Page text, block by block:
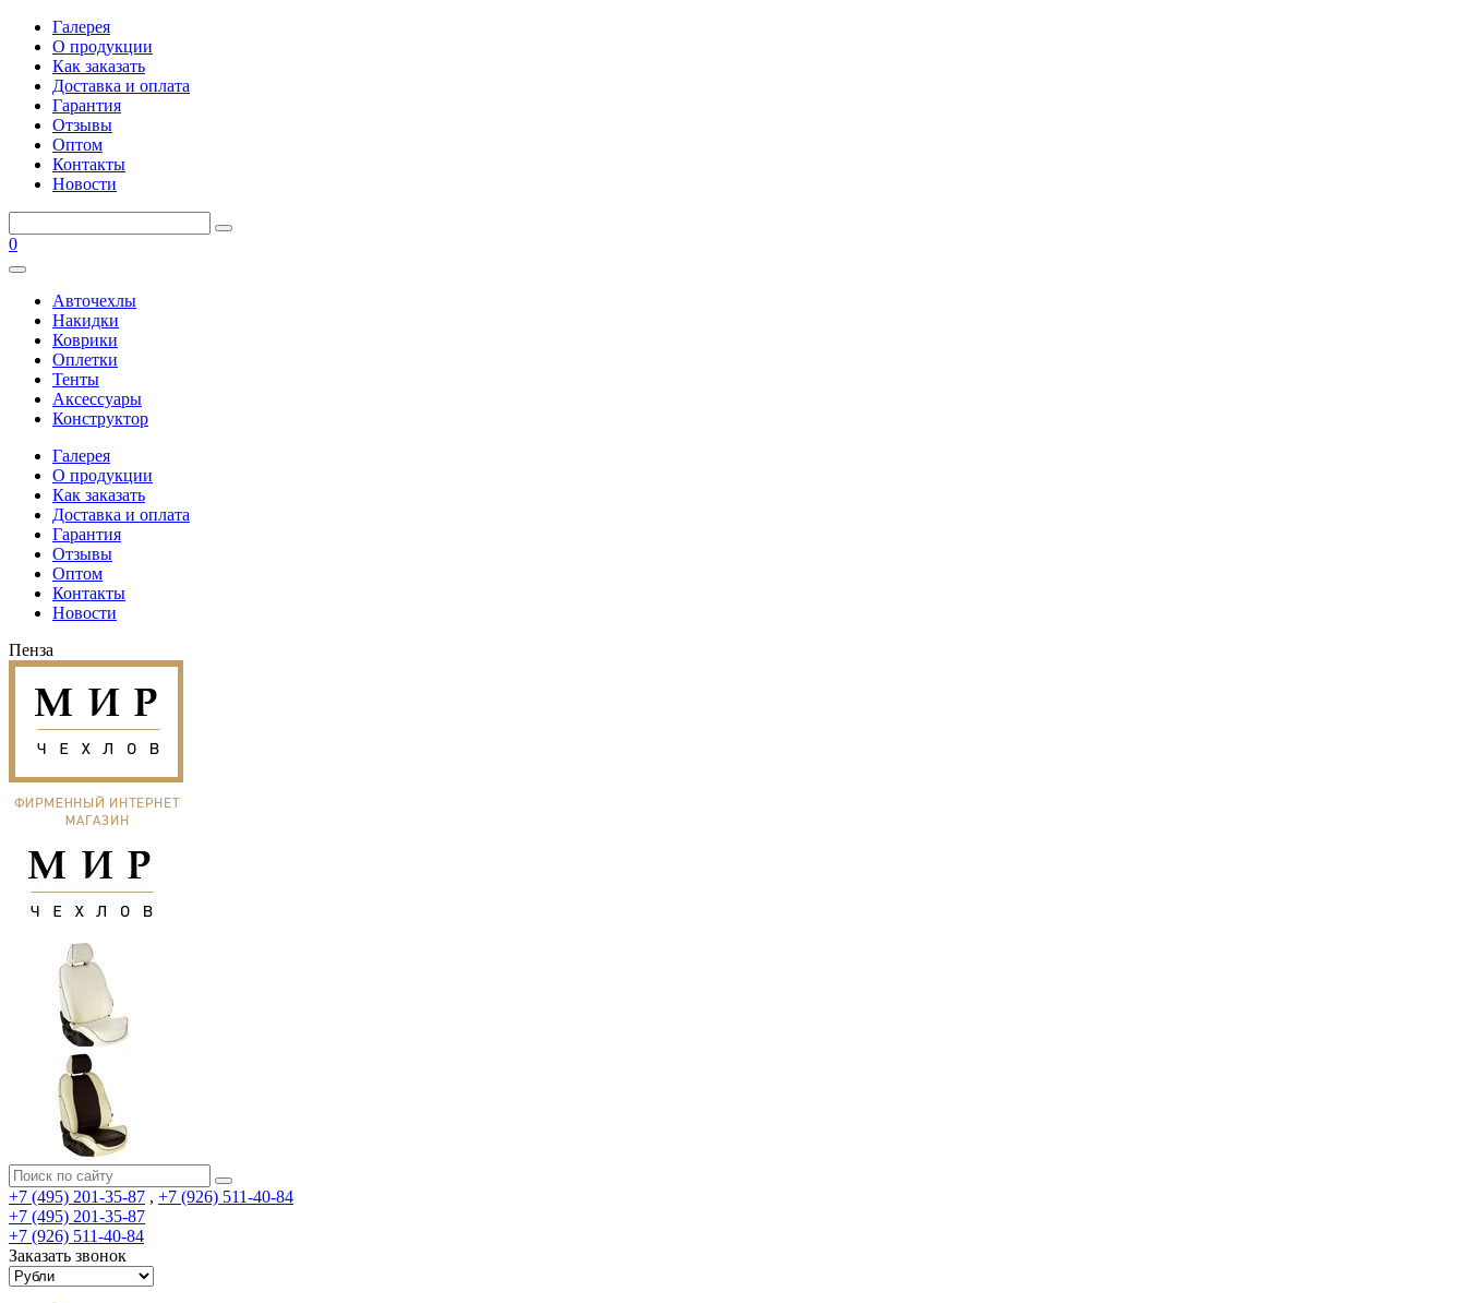
Галерея
О продукции
Как заказать
Доставка и оплата
Гарантия
Отзывы
Оптом
Контакты
Новости
0
Авточехлы
Накидки
Коврики
Оплетки
Тенты
Аксессуары
Конструктор
Галерея
О продукции
Как заказать
Доставка и оплата
Гарантия
Отзывы
Оптом
Контакты
Новости
Пенза
+7 (495) 201-35-87 , +7 (926) 511-40-84
+7 (495) 201-35-87
+7 (926) 511-40-84
Заказать звонок